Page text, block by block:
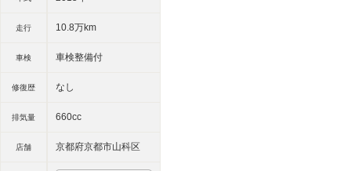
走行
車検
修復歴
排気量
店舗
10.8万km
車検整備付
なし
660cc
京都府京都市山科区